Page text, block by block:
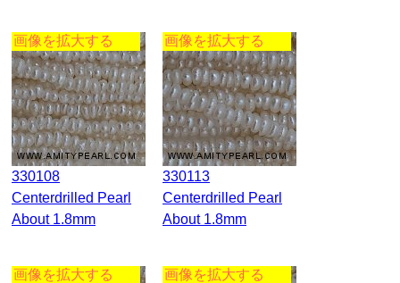
画像を拡大する
330108
Centerdrilled Pearl
About 1.8mm
画像を拡大する
330113
Centerdrilled Pearl
About 1.8mm
画像を拡大する 画像を拡大する